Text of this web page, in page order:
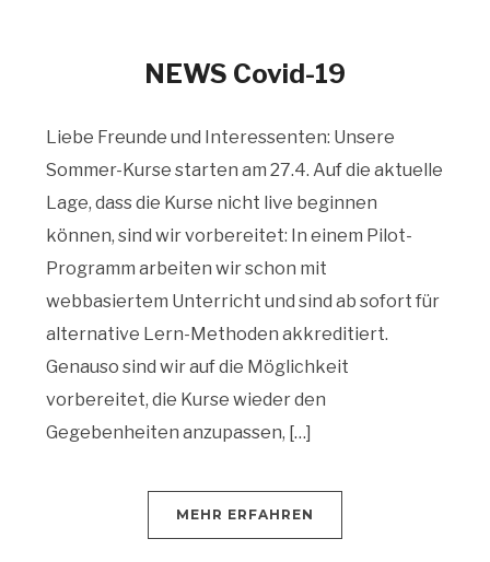
NEWS Covid-19
Liebe Freunde und Interessenten: Unsere
Sommer-Kurse starten am 27.4. Auf die aktuelle
Lage, dass die Kurse nicht live beginnen
können, sind wir vorbereitet: In einem Pilot-
Programm arbeiten wir schon mit
webbasiertem Unterricht und sind ab sofort für
alternative Lern-Methoden akkreditiert.
Genauso sind wir auf die Möglichkeit
vorbereitet, die Kurse wieder den
Gegebenheiten anzupassen, […]
MEHR ERFAHREN